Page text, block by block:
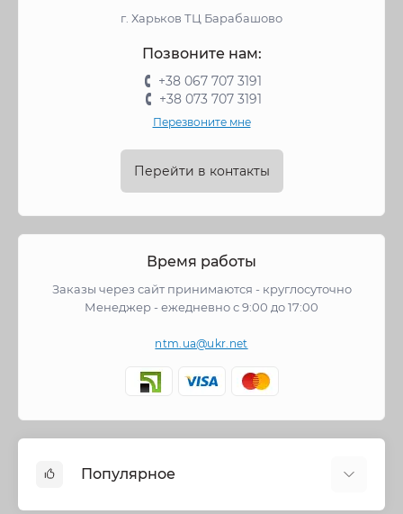
г. Харьков ТЦ Барабашово
Позвоните нам:
+38 067 707 3191
+38 073 707 3191
Перезвоните мне
Перейти в контакты
Время работы
Заказы через сайт принимаются - круглосуточно
Менеджер - ежедневно с 9:00 до 17:00
ntm.ua@ukr.net
Популярное